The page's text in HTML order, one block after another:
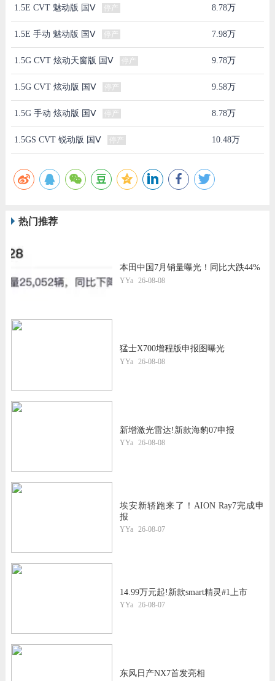
1.5E CVT 魅动版 国Ⅴ 停产 8.78万
1.5E 手动 魅动版 国Ⅴ 停产 7.98万
1.5G CVT 炫动天窗版 国Ⅴ 停产 9.78万
1.5G CVT 炫动版 国Ⅴ 停产 9.58万
1.5G 手动 炫动版 国Ⅴ 停产 8.78万
1.5GS CVT 锐动版 国Ⅴ 停产 10.48万
热门推荐
本田中国7月销量曝光！同比大跌44%
YYa 26-08-08
猛士X700增程版申报图曝光
YYa 26-08-08
新增激光雷达!新款海豹07申报
YYa 26-08-08
埃安新轿跑来了！AION Ray7完成申
报
YYa 26-08-07
14.99万元起!新款smart精灵#1上市
YYa 26-08-07
东风日产NX7首发亮相